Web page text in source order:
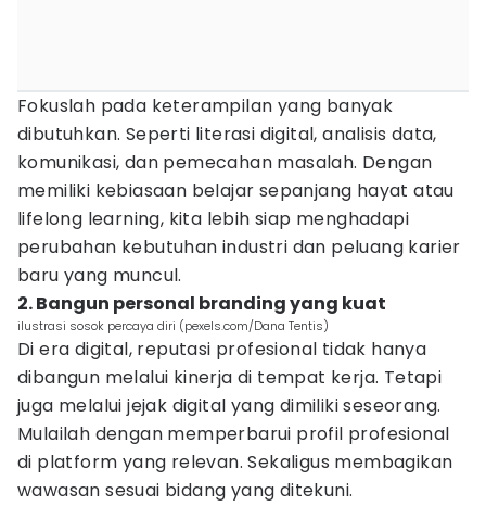
Fokuslah pada keterampilan yang banyak
dibutuhkan. Seperti literasi digital, analisis data,
komunikasi, dan pemecahan masalah. Dengan
memiliki kebiasaan belajar sepanjang hayat atau
lifelong learning, kita lebih siap menghadapi
perubahan kebutuhan industri dan peluang karier
baru yang muncul.
2. Bangun personal branding yang kuat
ilustrasi sosok percaya diri (pexels.com/Dana Tentis)
Di era digital, reputasi profesional tidak hanya
dibangun melalui kinerja di tempat kerja. Tetapi
juga melalui jejak digital yang dimiliki seseorang.
Mulailah dengan memperbarui profil profesional
di platform yang relevan. Sekaligus membagikan
wawasan sesuai bidang yang ditekuni.